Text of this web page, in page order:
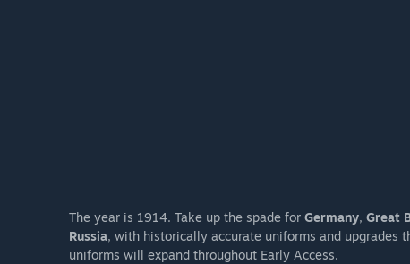
The year is 1914. Take up the spade for Germany, Great
Russia, with historically accurate uniforms and upgrades
uniforms will expand throughout Early Access.